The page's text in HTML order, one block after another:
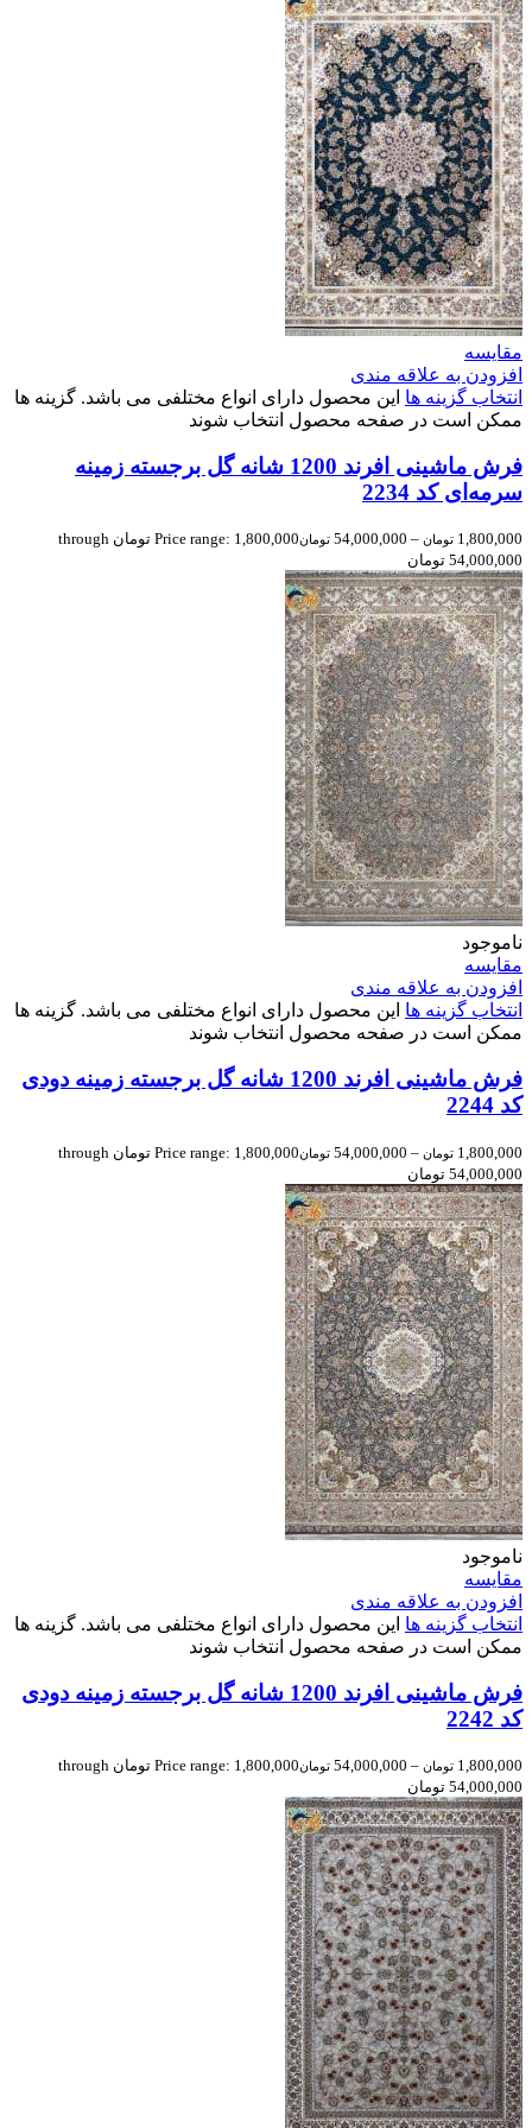
مقایسه
افزودن به علاقه مندی
انتخاب گزینه ها این محصول دارای انواع مختلفی می باشد. گزینه ها
ممکن است در صفحه محصول انتخاب شوند
فرش ماشینی افرند 1200 شانه گل برجسته زمینه
سرمه‌ای کد 2234
1,800,000 تومان –
54,000,000 تومان
Price range: 1,800,000 تومان through
54,000,000 تومان
ناموجود
مقایسه
افزودن به علاقه مندی
انتخاب گزینه ها این محصول دارای انواع مختلفی می باشد. گزینه ها
ممکن است در صفحه محصول انتخاب شوند
فرش ماشینی افرند 1200 شانه گل برجسته زمینه دودی
کد 2244
1,800,000 تومان –
54,000,000 تومان
Price range: 1,800,000 تومان through
54,000,000 تومان
ناموجود
مقایسه
افزودن به علاقه مندی
انتخاب گزینه ها این محصول دارای انواع مختلفی می باشد. گزینه ها
ممکن است در صفحه محصول انتخاب شوند
فرش ماشینی افرند 1200 شانه گل برجسته زمینه دودی
کد 2242
1,800,000 تومان –
54,000,000 تومان
Price range: 1,800,000 تومان through
54,000,000 تومان